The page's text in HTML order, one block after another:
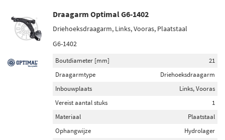
Draagarm Optimal G6-1402
Driehoeksdraagarm, Links, Vooras, Plaatstaal
G6-1402
Boutdiameter [mm]
21
Draagarmtype
Driehoeksdraagarm
Inbouwplaats
Links, Vooras
Vereist aantal stuks
1
Materiaal
Plaatstaal
Ophangwijze
Hydrolager